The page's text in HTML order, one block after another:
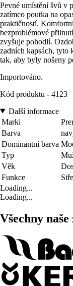
Pevné umístění švů v
zatímco poutka na
praktičností.
bezproblémové
zvyšuje pohodlí.
zadních kapsách, tyto
tak, aby byly nošeny
Importováno.
Kód produktu - 4123
Další informace
Marki
Barva
Dominantní barva
Typ
Věk
Funkce
Loading...
Loading...
Všechny